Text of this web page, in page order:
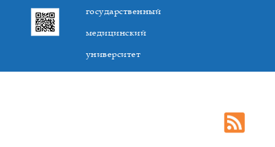
государственный
медицинский
университет